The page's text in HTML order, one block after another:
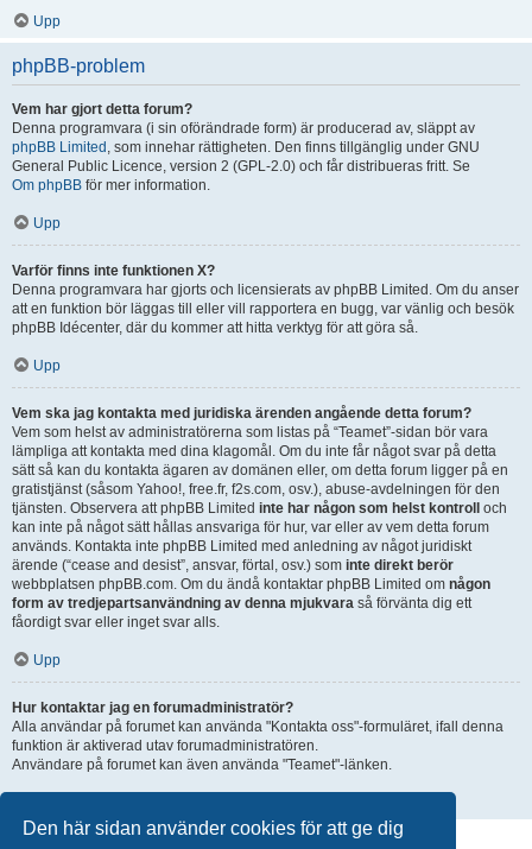
Den här sidan använder cookies för att ge dig
Upp
phpBB-problem
Vem har gjort detta forum?
Denna programvara (i sin oförändrade form) är producerad av, släppt av
phpBB Limited , som innehar rättigheten. Den finns tillgänglig under GNU
General Public Licence, version 2 (GPL-2.0) och får distribueras fritt. Se
Om phpBB för mer information.
Upp
Varför finns inte funktionen X?
Denna programvara har gjorts och licensierats av phpBB Limited. Om du anser
att en funktion bör läggas till eller vill rapportera en bugg, var vänlig och besök
phpBB Idécenter, där du kommer att hitta verktyg för att göra så.
Upp
Vem ska jag kontakta med juridiska ärenden angående detta forum?
Vem som helst av administratörerna som listas på “Teamet”-sidan bör vara
lämpliga att kontakta med dina klagomål. Om du inte får något svar på detta
sätt så kan du kontakta ägaren av domänen eller, om detta forum ligger på en
gratistjänst (såsom Yahoo!, free.fr, f2s.com, osv.), abuse-avdelningen för den
tjänsten. Observera att phpBB Limited inte har någon som helst kontroll
och
kan inte på något sätt hållas ansvariga för hur, var eller av vem detta forum
används. Kontakta inte phpBB Limited med anledning av något juridiskt
ärende (“cease and desist”, ansvar, förtal, osv.) som inte direkt berör
webbplatsen phpBB.com. Om du ändå kontaktar phpBB Limited om någon
form av tredjepartsanvändning av denna mjukvara så förvänta dig ett
fåordigt svar eller inget svar alls.
Upp
Hur kontaktar jag en forumadministratör?
Alla användar på forumet kan använda "Kontakta oss"-formuläret, ifall denna
funktion är aktiverad utav forumadministratören.
Användare på forumet kan även använda "Teamet"-länken.